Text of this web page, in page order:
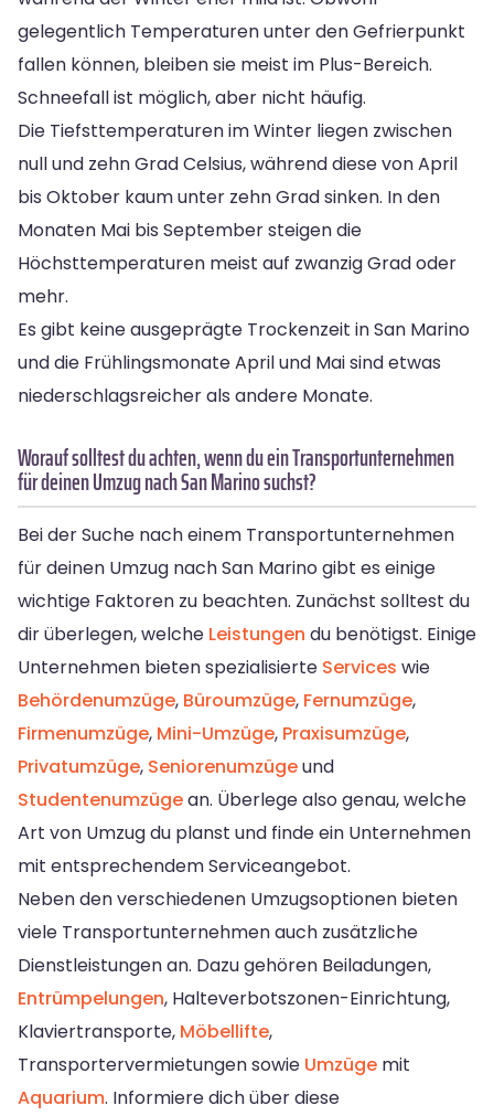
gelegentlich Temperaturen unter den Gefrierpunkt
fallen können, bleiben sie meist im Plus-Bereich.
Schneefall ist möglich, aber nicht häufig.
Die Tiefsttemperaturen im Winter liegen zwischen
null und zehn Grad Celsius, während diese von April
bis Oktober kaum unter zehn Grad sinken. In den
Monaten Mai bis September steigen die
Höchsttemperaturen meist auf zwanzig Grad oder
mehr.
Es gibt keine ausgeprägte Trockenzeit in San Marino
und die Frühlingsmonate April und Mai sind etwas
niederschlagsreicher als andere Monate.
Worauf solltest du achten, wenn du ein Transportunternehmen
für deinen Umzug nach San Marino suchst?
Bei der Suche nach einem Transportunternehmen
für deinen Umzug nach San Marino gibt es einige
wichtige Faktoren zu beachten. Zunächst solltest du
dir überlegen, welche Leistungen du benötigst. Einige
Unternehmen bieten spezialisierte Services wie
Behördenumzüge, Büroumzüge, Fernumzüge,
Firmenumzüge, Mini-Umzüge, Praxisumzüge,
Privatumzüge, Seniorenumzügeund
Studentenumzügean. Überlege also genau, welche
Art von Umzug du planst und finde ein Unternehmen
mit entsprechendem Serviceangebot.
Neben den verschiedenen Umzugsoptionen bieten
viele Transportunternehmen auch zusätzliche
Dienstleistungen an. Dazu gehören Beiladungen,
Entrümpelungen, Halteverbotszonen-Einrichtung,
Klaviertransporte, Möbellifte,
Transportervermietungen sowie Umzüge mit
Aquarium. Informiere dich über diese